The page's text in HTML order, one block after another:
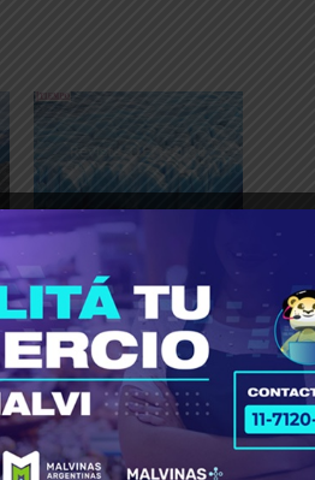
LA IGLESIA ADVIRTIÓ AL
MODIFICACIÓN DE LA LEY
DE GLACIARES
17 marzo, 2018
En «Editoriales de Oscar
Dufour»